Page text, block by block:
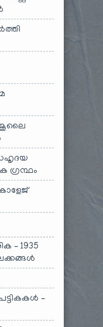
ജൂലൈ
സഹൃദയ
ഗ്രന്ഥം
– 1935
–